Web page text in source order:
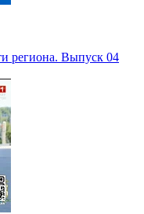
региона. Выпуск 04